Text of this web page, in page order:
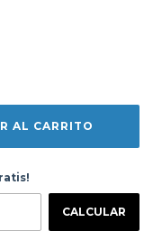
envío gratis!
CAMBIAR CP
CALCULAR